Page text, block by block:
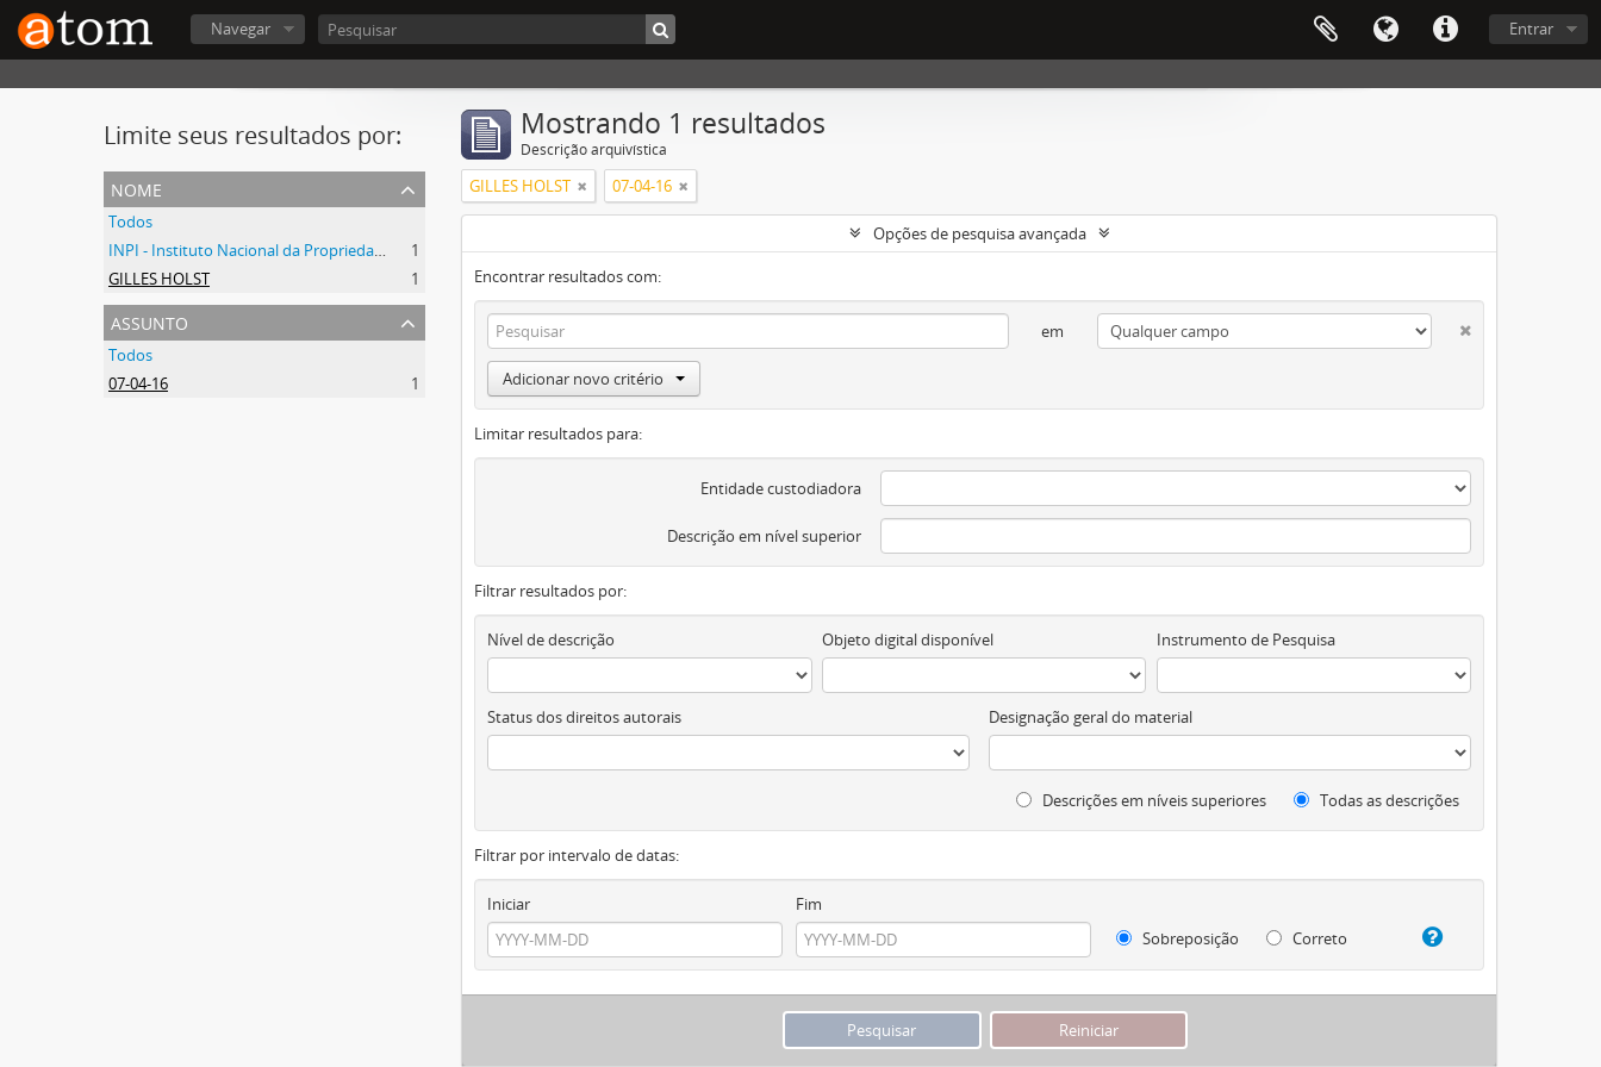
Entrar
Navegar
Limite seus resultados por:
nome
Todos
INPI - Instituto Nacional da Propriedade Industrial
1
GILLES HOLST
1
assunto
Todos
07-04-16
1
Mostrando 1 resultados
Descrição arquivística
GILLES HOLST 07-04-16
Opções de pesquisa avançada
Encontrar resultados com:
em
Adicionar novo critério
Limitar resultados para:
Entidade custodiadora
Descrição em nível superior
Filtrar resultados por:
Nível de descrição Objeto digital disponível Instrumento de Pesquisa
Status dos direitos autorais Designação geral do material
Descrições em níveis superiores Todas as descrições
Filtrar por intervalo de datas:
Iniciar
Fim
Sobreposição
Correto